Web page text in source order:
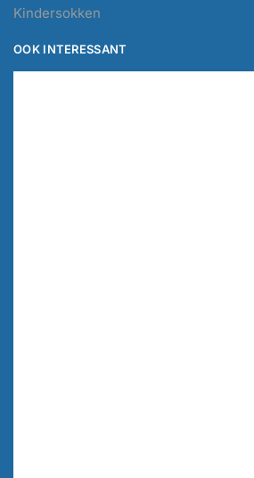
Kindersokken
OOK INTERESSANT